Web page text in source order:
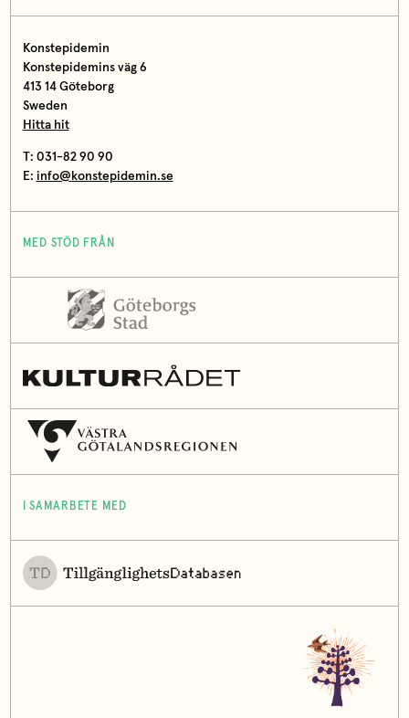
Konstepidemin
Konstepidemins väg 6
413 14 Göteborg
Sweden
Hitta hit
T: 031-82 90 90
E: info@konstepidemin.se
MED STÖD FRÅN
I SAMARBETE MED